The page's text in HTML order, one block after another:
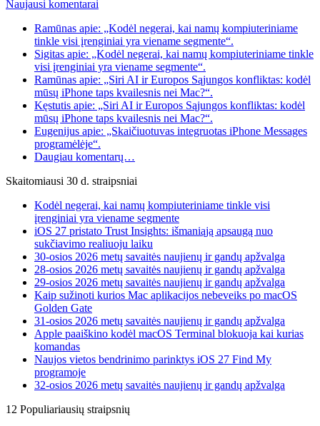
Naujausi komentarai
Ramūnas apie: „Kodėl negerai, kai namų kompiuteriniame
tinkle visi įrenginiai yra viename segmente“.
Sigitas apie: „Kodėl negerai, kai namų kompiuteriniame tinkle
visi įrenginiai yra viename segmente“.
Ramūnas apie: „Siri AI ir Europos Sąjungos konfliktas: kodėl
mūsų iPhone taps kvailesnis nei Mac?“.
Kęstutis apie: „Siri AI ir Europos Sąjungos konfliktas: kodėl
mūsų iPhone taps kvailesnis nei Mac?“.
Eugenijus apie: „Skaičiuotuvas integruotas iPhone Messages
programėlėje“.
Daugiau komentarų…
Skaitomiausi 30 d. straipsniai
Kodėl negerai, kai namų kompiuteriniame tinkle visi
įrenginiai yra viename segmente
iOS 27 pristato Trust Insights: išmaniąją apsaugą nuo
sukčiavimo realiuoju laiku
30-osios 2026 metų savaitės naujienų ir gandų apžvalga
28-osios 2026 metų savaitės naujienų ir gandų apžvalga
29-osios 2026 metų savaitės naujienų ir gandų apžvalga
Kaip sužinoti kurios Mac aplikacijos nebeveiks po macOS
Golden Gate
31-osios 2026 metų savaitės naujienų ir gandų apžvalga
Apple paaiškino kodėl macOS Terminal blokuoja kai kurias
komandas
Naujos vietos bendrinimo parinktys iOS 27 Find My
programoje
32-osios 2026 metų savaitės naujienų ir gandų apžvalga
12 Populiariausių straipsnių